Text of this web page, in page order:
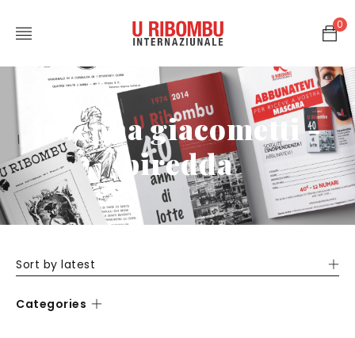
0
josepha giacometti -
piredda
Sort by latest
Categories